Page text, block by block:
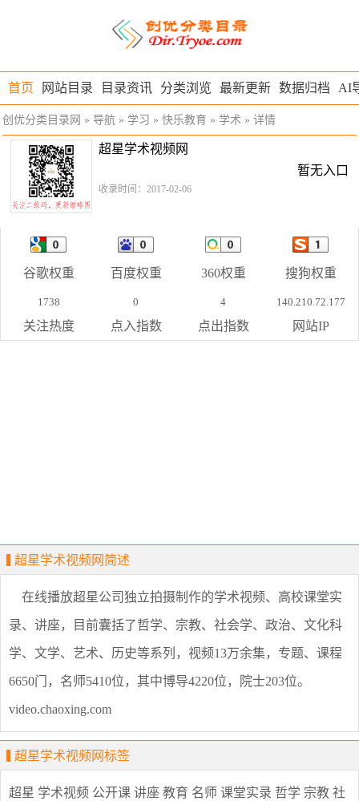
首页 网站目录 目录资讯 分类浏览 最新更新 数据归档 AI
创优分类目录网 » 导航 » 学习 » 快乐教育 » 学术 » 详情
超星学术视频网
收录时间：2017-02-06
暂无入口
谷歌权重 百度权重 360权重 搜狗权重
1738
关注热度
0
点入指数
4
点出指数
140.210.72.177
网站IP
超星学术视频网简述
在线播放超星公司独立拍摄制作的学术视频、高校课堂实
录、讲座，目前囊括了哲学、宗教、社会学、政治、文化科
学、文学、艺术、历史等系列，视频13万余集，专题、课程
6650门，名师5410位，其中博导4220位，院士203位。
video.chaoxing.com
超星学术视频网标签
超星 学术视频 公开课 讲座 教育 名师 课堂实录 哲学 宗教 社